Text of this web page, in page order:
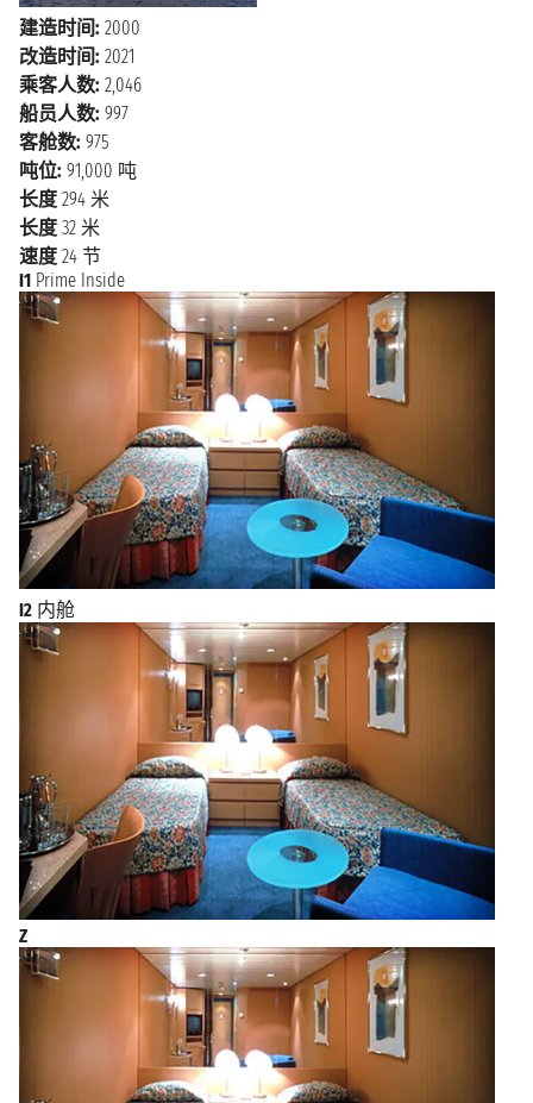
建造时间: 2000
改造时间: 2021
乘客人数: 2,046
船员人数: 997
客舱数: 975
吨位: 91,000 吨
长度 294 米
长度 32 米
速度 24 节
I1 Prime Inside
I2 内舱
Z